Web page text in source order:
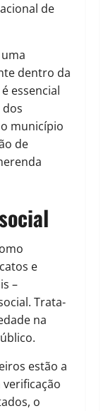
de
dentro da
essencial
município
de
e
–
Trata-
na
estão a
verificação
o